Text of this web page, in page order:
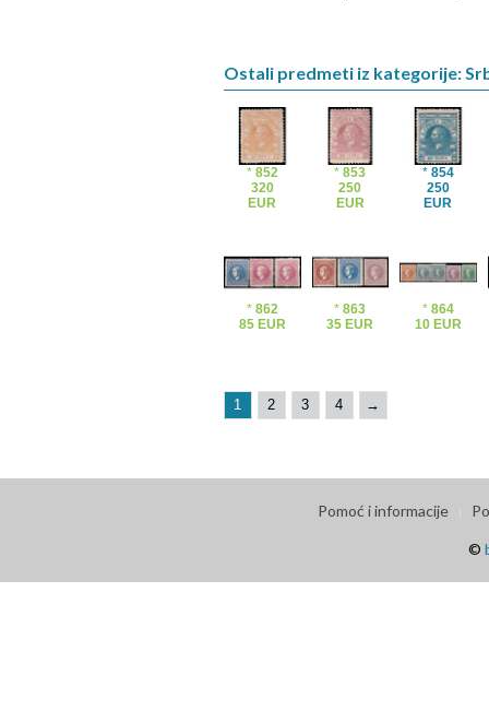
Ostali predmeti iz kategorije:
* 852
320
EUR
*853
250
EUR
* 854
250
EUR
* 862
85 EUR
*863
35 EUR
* 864
10 EUR
1 2 3 4 →
Pomoć i informacije
©